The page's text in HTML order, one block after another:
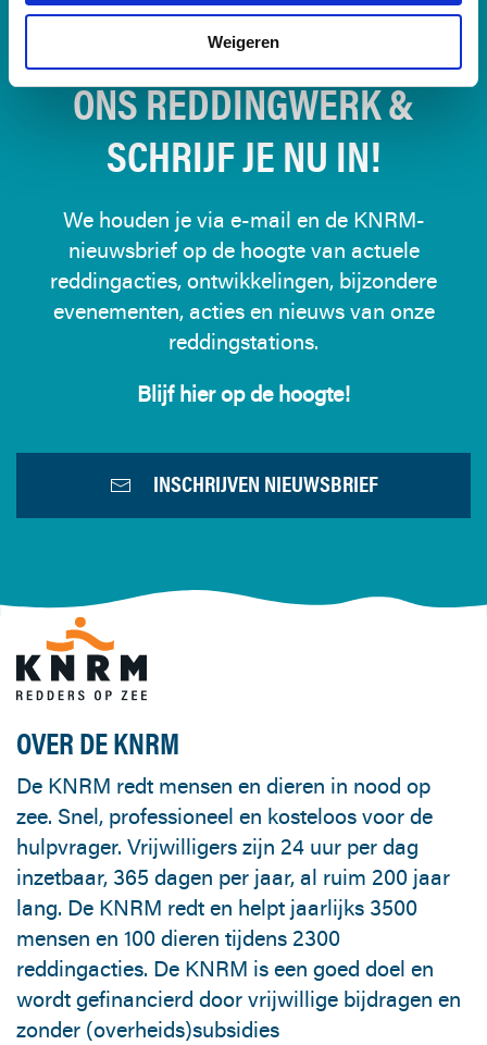
Weigeren
BLIJF OP DE HOOGTE VAN
ONS REDDINGWERK &
SCHRIJF JE NU IN!
We houden je via e-mail en de KNRM-
nieuwsbrief op de hoogte van actuele
reddingacties, ontwikkelingen, bijzondere
evenementen, acties en nieuws van onze
reddingstations.
Blijf hier op de hoogte!
INSCHRIJVEN NIEUWSBRIEF
OVER DE KNRM
De KNRM redt mensen en dieren in nood op
zee. Snel, professioneel en kosteloos voor de
hulpvrager. Vrijwilligers zijn 24 uur per dag
inzetbaar, 365 dagen per jaar, al ruim 200 jaar
lang. De KNRM redt en helpt jaarlijks 3500
mensen en 100 dieren tijdens 2300
reddingacties. De KNRM is een goed doel en
wordt gefinancierd door vrijwillige bijdragen en
zonder (overheids)subsidies